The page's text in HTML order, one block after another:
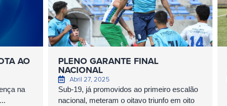
AO
na
PLENO GARANTE FINAL
NACIONAL
Abril 27, 2025
Sub-19, já promovidos ao primeiro escalão
nacional, meteram o oitavo triunfo em oito